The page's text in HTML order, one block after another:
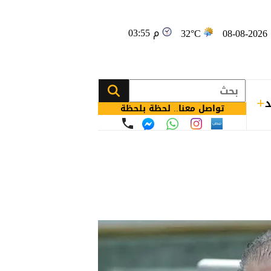
32°C 03:55 م
تواصل معنا.. لحظة بلحظة